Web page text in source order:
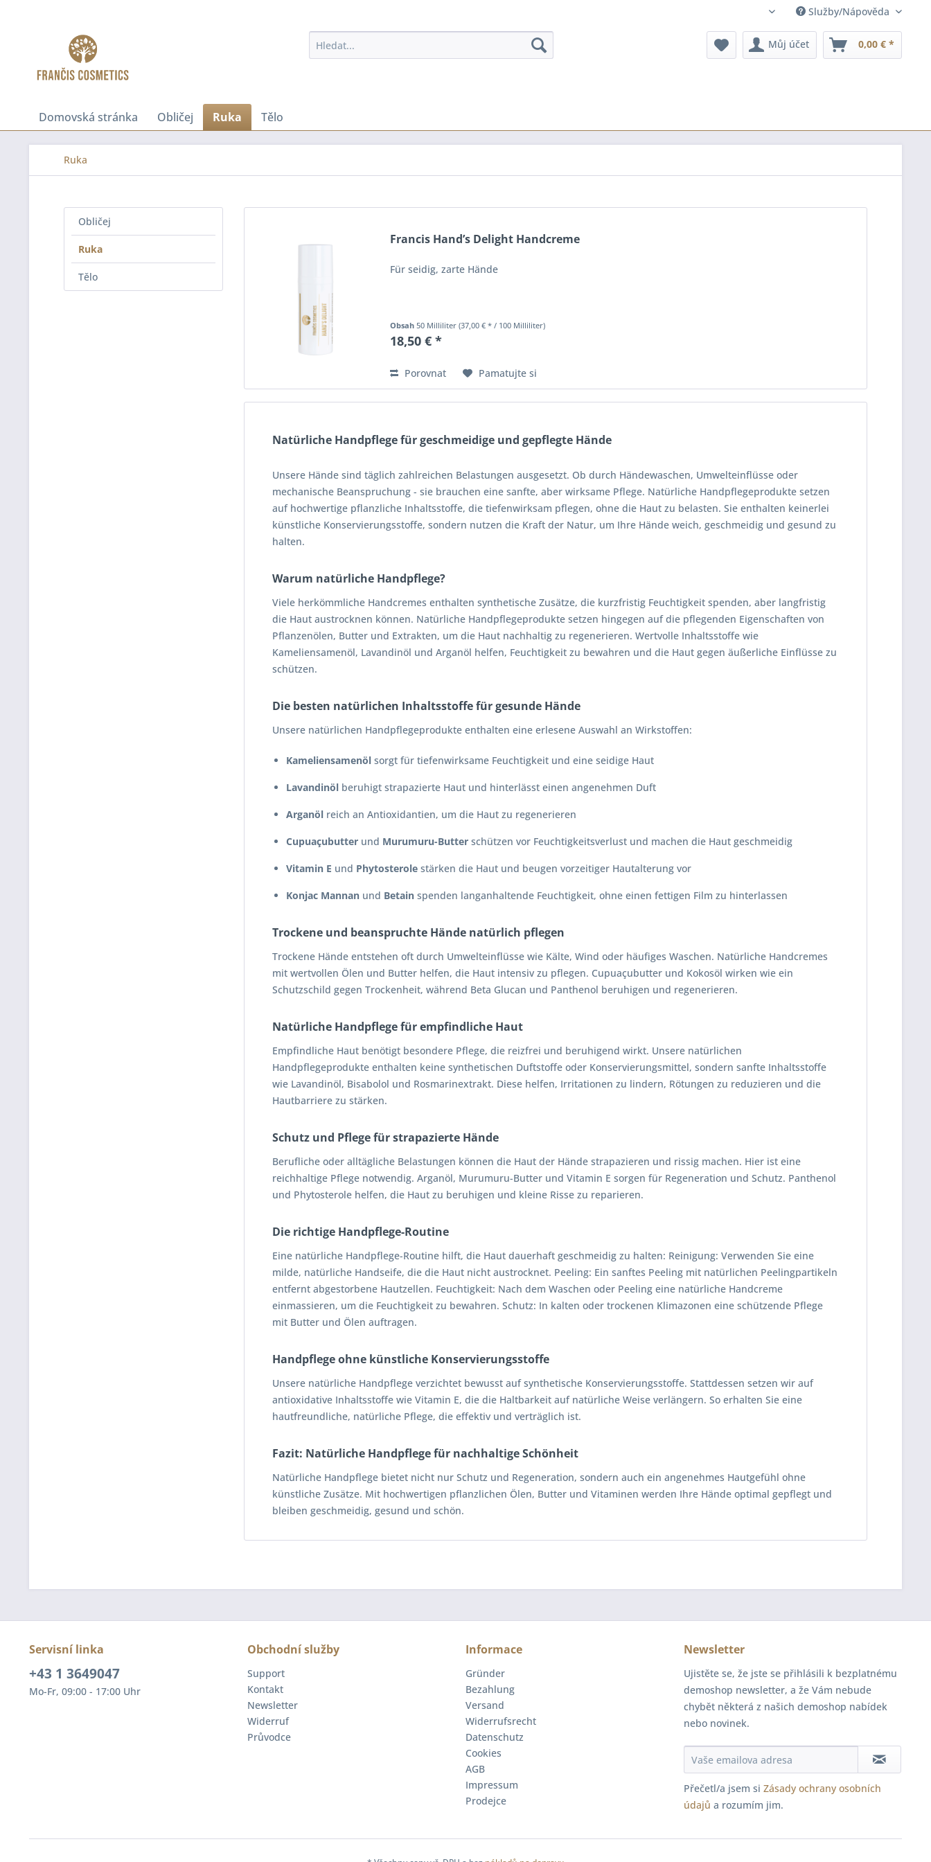
cz Služby/Nápověda
Můj účet 0,00 € *
Domovská stránka Obličej Ruka Tělo
Ruka
Obličej
Ruka
Tělo
Francis Hand’s Delight Handcreme
Für seidig, zarte Hände
Obsah50 Milliliter(37,00 € * / 100 Milliliter)
18,50 € *
Porovnat Pamatujte si
Natürliche Handpflege für geschmeidige und gepflegte Hände
Unsere Hände sind täglich zahlreichen Belastungen ausgesetzt. Ob durch Händewaschen, Umwelteinflüsse oder
mechanische Beanspruchung - sie brauchen eine sanfte, aber wirksame Pflege. Natürliche Handpflegeprodukte setzen
auf hochwertige pflanzliche Inhaltsstoffe, die tiefenwirksam pflegen, ohne die Haut zu belasten. Sie enthalten keinerlei
künstliche Konservierungsstoffe, sondern nutzen die Kraft der Natur, um Ihre Hände weich, geschmeidig und gesund zu
halten.
Warum natürliche Handpflege?
Viele herkömmliche Handcremes enthalten synthetische Zusätze, die kurzfristig Feuchtigkeit spenden, aber langfristig
die Haut austrocknen können. Natürliche Handpflegeprodukte setzen hingegen auf die pflegenden Eigenschaften von
Pflanzenölen, Butter und Extrakten, um die Haut nachhaltig zu regenerieren. Wertvolle Inhaltsstoffe wie
Kameliensamenöl, Lavandinöl und Arganöl helfen, Feuchtigkeit zu bewahren und die Haut gegen äußerliche Einflüsse zu
schützen.
Die besten natürlichen Inhaltsstoffe für gesunde Hände
Unsere natürlichen Handpflegeprodukte enthalten eine erlesene Auswahl an Wirkstoffen:
Kameliensamenöl sorgt für tiefenwirksame Feuchtigkeit und eine seidige Haut
Lavandinöl beruhigt strapazierte Haut und hinterlässt einen angenehmen Duft
Arganöl reich an Antioxidantien, um die Haut zu regenerieren
Cupuaçubutter und Murumuru-Butter schützen vor Feuchtigkeitsverlust und machen die Haut geschmeidig
Vitamin E und Phytosterole stärken die Haut und beugen vorzeitiger Hautalterung vor
Konjac Mannan und Betain spenden langanhaltende Feuchtigkeit, ohne einen fettigen Film zu hinterlassen
Trockene und beanspruchte Hände natürlich pflegen
Trockene Hände entstehen oft durch Umwelteinflüsse wie Kälte, Wind oder häufiges Waschen. Natürliche Handcremes
mit wertvollen Ölen und Butter helfen, die Haut intensiv zu pflegen. Cupuaçubutter und Kokosöl wirken wie ein
Schutzschild gegen Trockenheit, während Beta Glucan und Panthenol beruhigen und regenerieren.
Natürliche Handpflege für empfindliche Haut
Empfindliche Haut benötigt besondere Pflege, die reizfrei und beruhigend wirkt. Unsere natürlichen
Handpflegeprodukte enthalten keine synthetischen Duftstoffe oder Konservierungsmittel, sondern sanfte Inhaltsstoffe
wie Lavandinöl, Bisabolol und Rosmarinextrakt. Diese helfen, Irritationen zu lindern, Rötungen zu reduzieren und die
Hautbarriere zu stärken.
Schutz und Pflege für strapazierte Hände
Berufliche oder alltägliche Belastungen können die Haut der Hände strapazieren und rissig machen. Hier ist eine
reichhaltige Pflege notwendig. Arganöl, Murumuru-Butter und Vitamin E sorgen für Regeneration und Schutz. Panthenol
und Phytosterole helfen, die Haut zu beruhigen und kleine Risse zu reparieren.
Die richtige Handpflege-Routine
Eine natürliche Handpflege-Routine hilft, die Haut dauerhaft geschmeidig zu halten: Reinigung: Verwenden Sie eine
milde, natürliche Handseife, die die Haut nicht austrocknet. Peeling: Ein sanftes Peeling mit natürlichen Peelingpartikeln
entfernt abgestorbene Hautzellen. Feuchtigkeit: Nach dem Waschen oder Peeling eine natürliche Handcreme
einmassieren, um die Feuchtigkeit zu bewahren. Schutz: In kalten oder trockenen Klimazonen eine schützende Pflege
mit Butter und Ölen auftragen.
Handpflege ohne künstliche Konservierungsstoffe
Unsere natürliche Handpflege verzichtet bewusst auf synthetische Konservierungsstoffe. Stattdessen setzen wir auf
antioxidative Inhaltsstoffe wie Vitamin E, die die Haltbarkeit auf natürliche Weise verlängern. So erhalten Sie eine
hautfreundliche, natürliche Pflege, die effektiv und verträglich ist.
Fazit: Natürliche Handpflege für nachhaltige Schönheit
Natürliche Handpflege bietet nicht nur Schutz und Regeneration, sondern auch ein angenehmes Hautgefühl ohne
künstliche Zusätze. Mit hochwertigen pflanzlichen Ölen, Butter und Vitaminen werden Ihre Hände optimal gepflegt und
bleiben geschmeidig, gesund und schön.
Servisní linka
+43 1 3649047
Mo-Fr, 09:00 - 17:00 Uhr
Obchodní služby
Support
Kontakt
Newsletter
Widerruf
Průvodce
Informace
Gründer
Bezahlung
Versand
Widerrufsrecht
Datenschutz
Cookies
AGB
Impressum
Prodejce
Newsletter
Ujistěte se, že jste se přihlásili k bezplatnému
demoshop newsletter, a že Vám nebude
chybět některá z našich demoshop nabídek
nebo novinek.
Přečetl/a jsem si Zásady ochrany osobních
údajů a rozumím jim.